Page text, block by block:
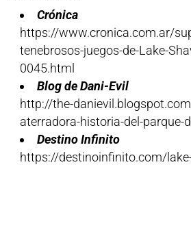
Crónica
https://www.cronica.com.ar/
tenebrosos-juegos-de-Lake-
0045.html
Blog de Dani-Evil
http://the-
aterradora-historia-del-parque-
Destino Infinito
https://destinoinfinito.com/